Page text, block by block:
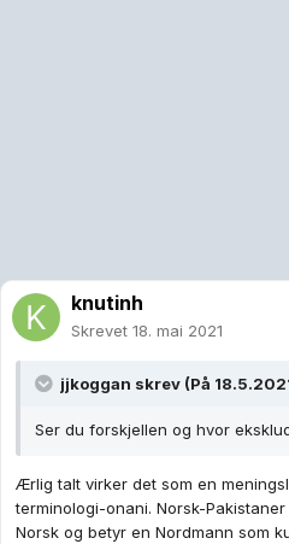
knutinh
Skrevet 18. mai 2021
jjkoggan skrev (På
Ser du forskjellen og hvor
Ærlig talt virker det som en
terminologi-onani. Norsk-
Norsk og betyr en Nordmann som